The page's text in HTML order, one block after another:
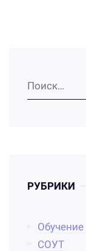
РУБРИКИ
Обучение
СОУТ